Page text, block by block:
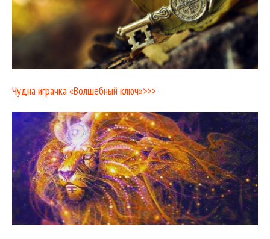
Чудна играчка «Волшебный ключ»>>>